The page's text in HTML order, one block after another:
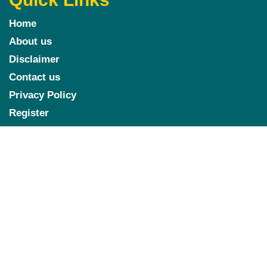
Home
About us
Disclaimer
Contact us
Privacy Policy
Register